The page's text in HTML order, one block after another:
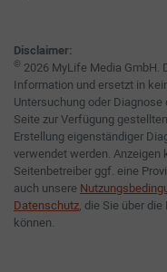
Disclaimer:
© 2026 MyLife Media
Information und ersetzt in
Untersuchung oder
Seite zur Verfügung
Erstellung eigenständiger
verwendet werden. Anzeigen
Seitenbetreiber ggf. eine
auch unsere
Datenschutz, die Sie über
können.